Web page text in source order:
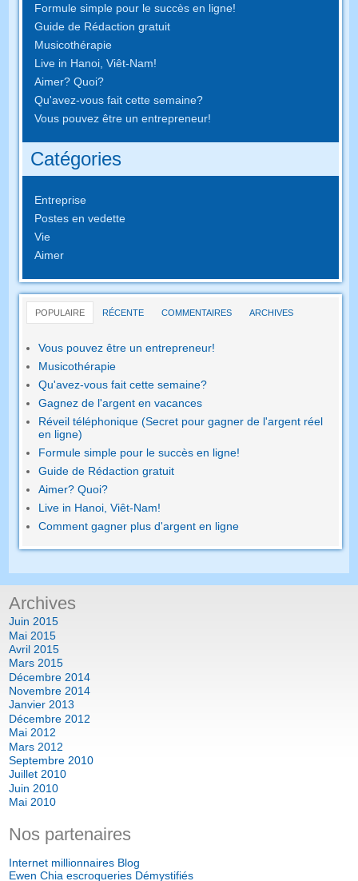
Formule simple pour le succès en ligne!
Guide de Rédaction gratuit
Musicothérapie
Live in Hanoi, Viêt-Nam!
Aimer? Quoi?
Qu'avez-vous fait cette semaine?
Vous pouvez être un entrepreneur!
Catégories
Entreprise
Postes en vedette
Vie
Aimer
POPULAIRE RÉCENTE COMMENTAIRES ARCHIVES
Vous pouvez être un entrepreneur!
Musicothérapie
Qu'avez-vous fait cette semaine?
Gagnez de l'argent en vacances
Réveil téléphonique (Secret pour gagner de l'argent réel
en ligne)
Formule simple pour le succès en ligne!
Guide de Rédaction gratuit
Aimer? Quoi?
Live in Hanoi, Viêt-Nam!
Comment gagner plus d'argent en ligne
Archives
Juin 2015
Mai 2015
Avril 2015
Mars 2015
Décembre 2014
Novembre 2014
Janvier 2013
Décembre 2012
Mai 2012
Mars 2012
Septembre 2010
Juillet 2010
Juin 2010
Mai 2010
Nos partenaires
Internet millionnaires Blog
Ewen Chia escroqueries Démystifiés